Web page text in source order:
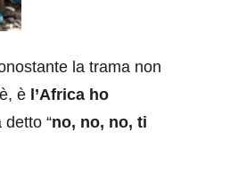
la trama non
è l’Africa ho
“no, no, no, ti